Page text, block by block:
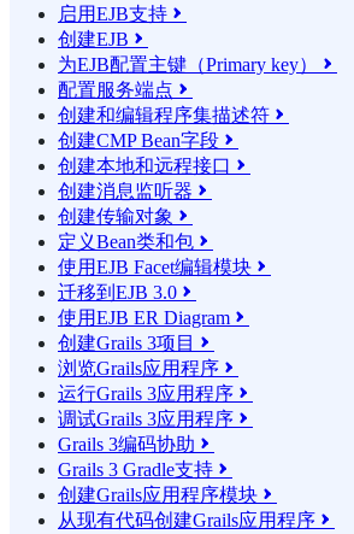
启用EJB支持 
创建EJB 
为EJB配置主键（Primary key） 
配置服务端点 
创建和编辑程序集描述符 
创建CMP Bean字段 
创建本地和远程接口 
创建消息监听器 
创建传输对象 
定义Bean类和包 
使用EJB Facet编辑模块 
迁移到EJB 3.0 
使用EJB ER Diagram 
创建Grails 3项目 
浏览Grails应用程序 
运行Grails 3应用程序 
调试Grails 3应用程序 
Grails 3编码协助 
Grails 3 Gradle支持 
创建Grails应用程序模块 
从现有代码创建Grails应用程序 